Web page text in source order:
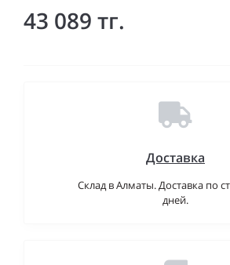
43 089 тг.
Доставка
Склад в Алматы. Доставка по
дней.